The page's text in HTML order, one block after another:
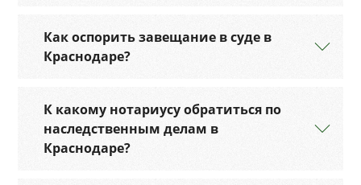
Как оспорить завещание в суде в
Краснодаре?
К какому нотариусу обратиться по
наследственным делам в
Краснодаре?